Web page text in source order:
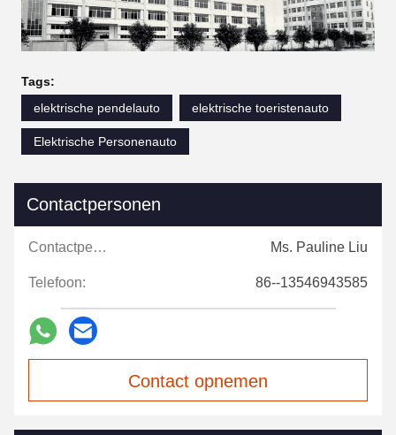
Tags:
elektrische pendelauto
elektrische toeristenauto
Elektrische Personenauto
Contactpersonen
Contactpersonen: Ms. Pauline Liu
Telefoon: 86--13546943585
Contact opnemen